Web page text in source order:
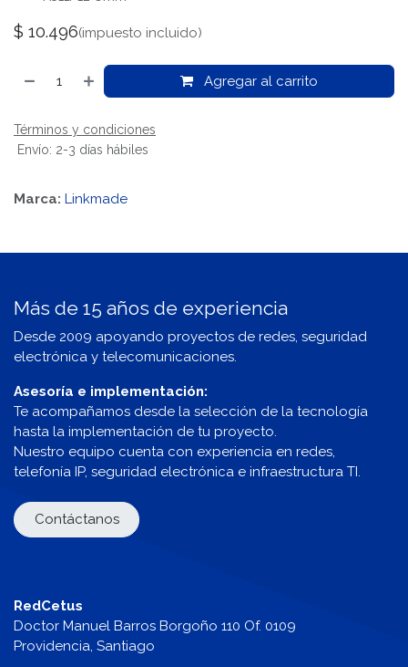
$ 10.496(impuesto incluido)
Agregar al carrito
Términos y condiciones
Envío: 2-3 días hábiles
Marca: Linkmade
Más de 15 años de experiencia
Desde 2009 apoyando proyectos de redes, seguridad
electrónica y telecomunicaciones.
Asesoría e implementación:
Te acompañamos desde la selección de la tecnología
hasta la implementación de tu proyecto.
Nuestro equipo cuenta con experiencia en redes,
telefonía IP, seguridad electrónica e infraestructura TI.
Contáctanos
RedCetus
Doctor Manuel Barros Borgoño 110 Of. 0109
Providencia, Santiago